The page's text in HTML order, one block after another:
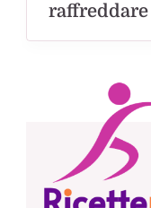
raffreddare